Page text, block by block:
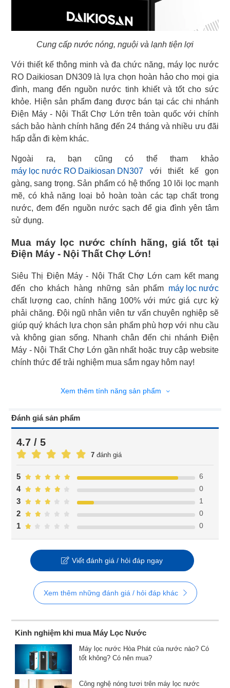
Cung cấp nước nóng, nguội và lạnh tiện lợi
Với thiết kế thông minh và đa chức năng, máy lọc nước
RO Daikiosan DN309 là lựa chọn hoàn hảo cho mọi gia
đình, mang đến nguồn nước tinh khiết và tốt cho sức
khỏe. Hiện sản phẩm đang được bán tại các chi nhánh
Điện Máy - Nội Thất Chợ Lớn trên toàn quốc với chính
sách bảo hành chính hãng đến 24 tháng và nhiều ưu đãi
hấp dẫn đi kèm khác.
máy lọc nước RO Daikiosan DN307 với thiết kế gọn
gàng, sang trọng. Sản phẩm có hệ thống 10 lõi lọc mạnh
mẽ, có khả năng loại bỏ hoàn toàn các tạp chất trong
nước, đem đến nguồn nước sạch để gia đình yên tâm
sử dụng.
Mua máy lọc nước chính hãng, giá tốt tại
Điện Máy - Nội Thất Chợ Lớn!
Siêu Thị Điện Máy - Nội Thất Chợ Lớn cam kết mang
đến cho khách hàng những sản phẩm máy lọc nước
chất lượng cao, chính hãng 100% với mức giá cực kỳ
phải chăng. Đội ngũ nhân viên tư vấn chuyên nghiệp sẽ
giúp quý khách lựa chọn sản phẩm phù hợp với nhu cầu
và không gian sống. Nhanh chân đến chi nhánh Điện
Máy - Nội Thất Chợ Lớn gần nhất hoặc truy cập website
chính thức để trải nghiệm mua sắm ngay hôm nay!
Xem thêm tính năng sản phẩm
Đánh giá sản phẩm
4.7 / 5
7 đánh giá
1 0
2 0
3 1
4 0
5 6
Viết đánh giá / hỏi đáp ngay
Xem thêm những đánh giá / hỏi đáp khác
Kinh nghiệm khi mua Máy Lọc Nước
Máy lọc nước Hòa Phát của nước nào? Có
tốt không? Có nên mua?
Công nghệ nóng tươi trên máy lọc nước